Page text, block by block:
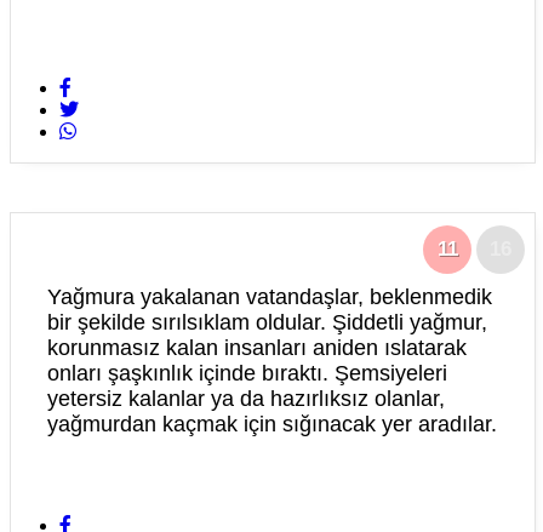
11
Yağmura yakalanan vatandaşlar, beklenmedik
bir şekilde sırılsıklam oldular. Şiddetli yağmur,
korunmasız kalan insanları aniden ıslatarak
onları şaşkınlık içinde bıraktı. Şemsiyeleri
yetersiz kalanlar ya da hazırlıksız olanlar,
yağmurdan kaçmak için sığınacak yer aradılar.